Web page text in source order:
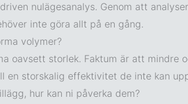
nulägesanalys. Genom att
inte göra allt på en gång.
volymer?
oavsett storlek. Faktum är att
storskalig effektivitet de inte kan
hur kan ni påverka dem?